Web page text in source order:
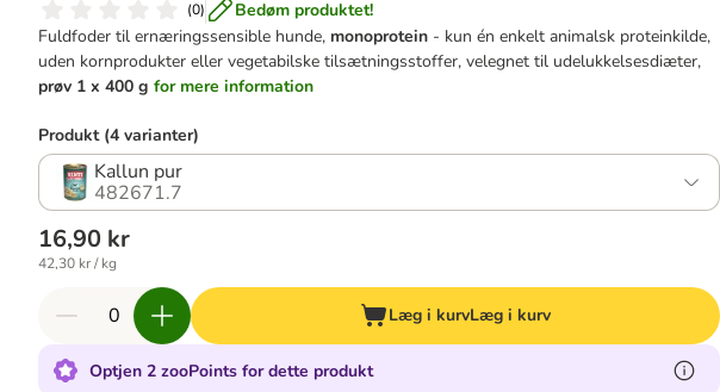
(0)
Bedøm produktet!
Fuldfoder til ernæringssensible hunde, monoprotein - kun én enkelt animalsk proteinkilde,
uden kornprodukter eller vegetabilske tilsætningsstoffer, velegnet til udelukkelsesdiæter,
prøv 1 x 400 g for mere information
Produkt (4 varianter)
Kallun pur
482671.7
16,90 kr
42,30 kr / kg
Læg i kurvLæg i kurv
Optjen 2 zooPoints for dette produkt